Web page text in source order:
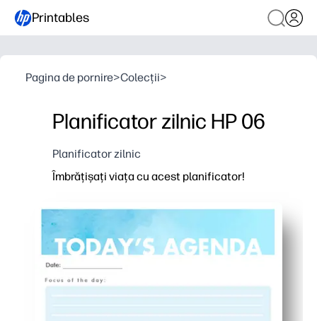
Printables
Pagina de pornire>Colecții>
Planificator zilnic HP 06
Planificator zilnic
Îmbrățișați viața cu acest planificator!